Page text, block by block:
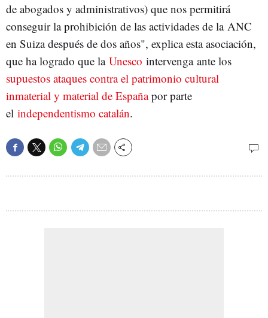
de abogados y administrativos) que nos permitirá
conseguir la prohibición de las actividades de la ANC
en Suiza después de dos años", explica esta asociación,
que ha logrado que la Unesco intervenga ante los
supuestos ataques contra el patrimonio cultural
inmaterial y material de Españapor parte
el independentismo catalán.